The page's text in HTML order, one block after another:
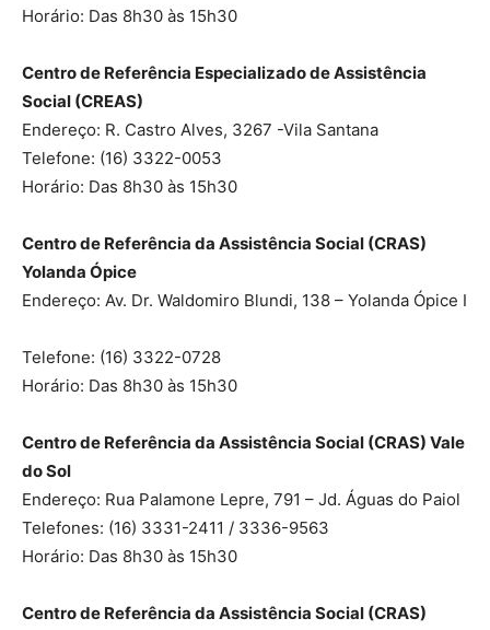
Horário: Das 8h30 às 15h30
Centro de Referência Especializado de Assistência
Social (CREAS)
Endereço: R. Castro Alves, 3267 -Vila Santana
Telefone: (16) 3322-0053
Horário: Das 8h30 às 15h30
Centro de Referência da Assistência Social (CRAS)
Yolanda Ópice
Endereço: Av. Dr. Waldomiro Blundi, 138 – Yolanda Ópice I
Telefone: (16) 3322-0728
Horário: Das 8h30 às 15h30
Centro de Referência da Assistência Social (CRAS) Vale
do Sol
Endereço: Rua Palamone Lepre, 791 – Jd. Águas do Paiol
Telefones: (16) 3331-2411 / 3336-9563
Horário: Das 8h30 às 15h30
Centro de Referência da Assistência Social (CRAS)